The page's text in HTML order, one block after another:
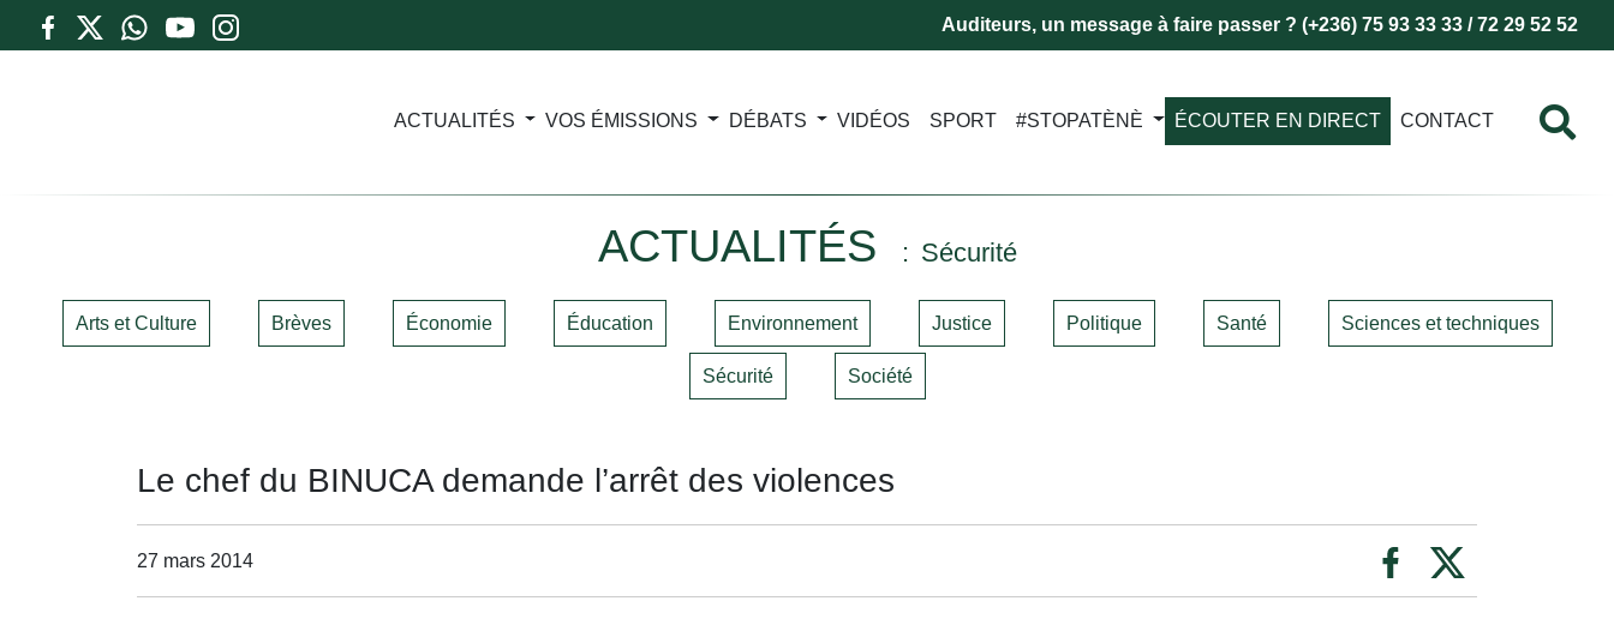
Auditeurs, un message à faire passer ? (+236) 75 93 33 33 / 72 29 52 52
ACTUALITÉS VOS ÉMISSIONS DÉBATS VIDÉOS SPORT #STOPATÈNÈ ÉCOUTER EN DIRECT CONTACT
ACTUALITÉS Sécurité
Arts et Culture Brèves Économie Éducation Environnement Justice Politique Santé Sciences et techniques
Sécurité Société
Le chef du BINUCA demande l’arrêt des violences
27 mars 2014